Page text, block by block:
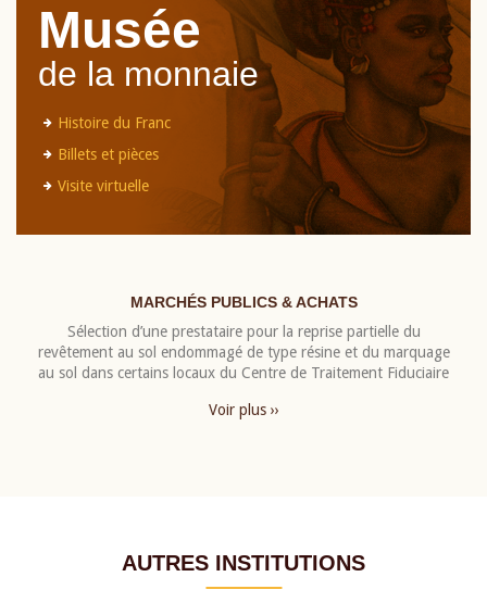
Musée
de la monnaie
Histoire du Franc
Billets et pièces
Visite virtuelle
MARCHÉS PUBLICS & ACHATS
Sélection d’une prestataire pour la reprise partielle du
revêtement au sol endommagé de type résine et du marquage
au sol dans certains locaux du Centre de Traitement Fiduciaire
Voir plus ››
AUTRES INSTITUTIONS